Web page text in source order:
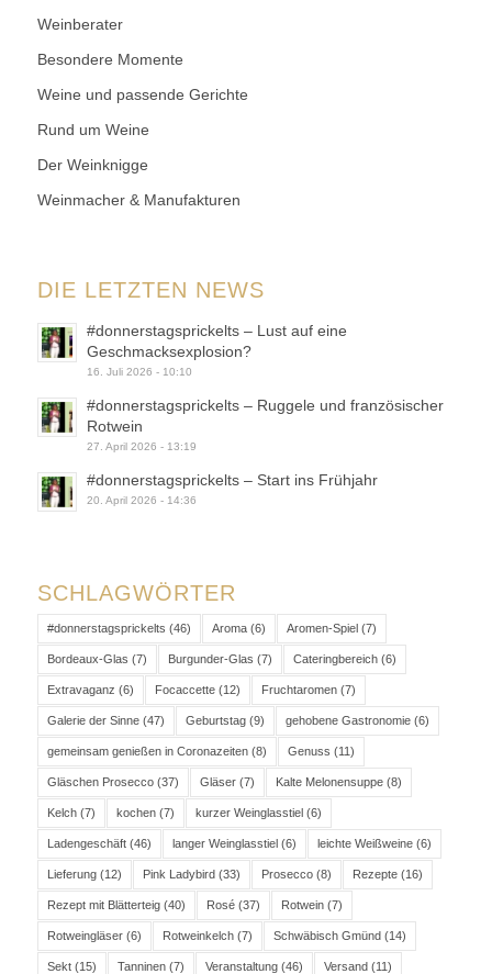
Weinberater
Besondere Momente
Weine und passende Gerichte
Rund um Weine
Der Weinknigge
Weinmacher & Manufakturen
DIE LETZTEN NEWS
#donnerstagsprickelts – Lust auf eine
Geschmacksexplosion?
16. Juli 2026 - 10:10
#donnerstagsprickelts – Ruggele und französischer
Rotwein
27. April 2026 - 13:19
#donnerstagsprickelts – Start ins Frühjahr
20. April 2026 - 14:36
SCHLAGWÖRTER
#donnerstagsprickelts (46) Aroma(6) Aromen-Spiel(7)
Bordeaux-Glas (7) Burgunder-Glas (7) Cateringbereich(6)
Extravaganz (6) Focaccette(12) Fruchtaromen(7)
Galerie der Sinne(47) Geburtstag(9) gehobene Gastronomie(6)
gemeinsam genießen in Coronazeiten(8) Genuss (11)
Gläschen Prosecco(37) Gläser(7) Kalte Melonensuppe(8)
Kelch(7) kochen(7) kurzer Weinglasstiel(6)
Ladengeschäft(46) langer Weinglasstiel(6) leichte Weißweine(6)
Lieferung(12) Pink Ladybird(33) Prosecco(8) Rezepte(16)
Rezept mit Blätterteig(40) Rosé(37) Rotwein(7)
Rotweingläser(6) Rotweinkelch(7) Schwäbisch Gmünd(14)
Sekt(15) Tanninen(7) Veranstaltung(46) Versand(11)